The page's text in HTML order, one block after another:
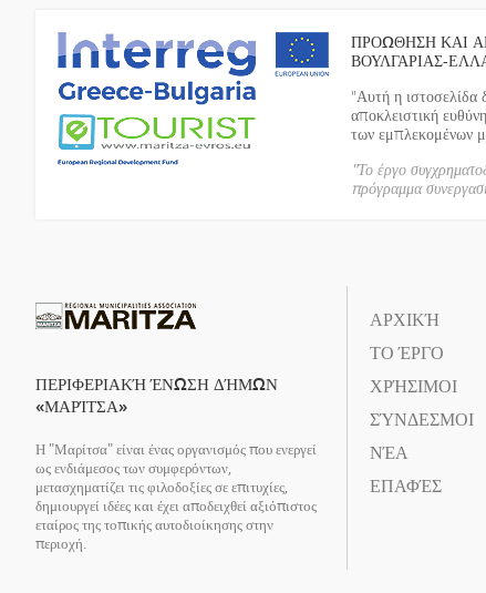
ΠΡΟΩΘΗΣΗ ΚΑΙ
ΒΟΥΛΓΑΡΙΑΣ-
"Αυτή η ιστοσελίδα
αποκλειστική
των εμπλεκομένων
"Το έργο
πρόγραμμα
ΠΕΡΙΦΕΡΙΑΚΉ ΈΝΩΣΗ ΔΉΜΩΝ
«ΜΑΡΊΤΣΑ»
Η "Μαρίτσα" είναι ένας οργανισμός που ενεργεί
ως ενδιάμεσος των συμφερόντων,
μετασχηματίζει τις φιλοδοξίες σε επιτυχίες,
δημιουργεί ιδέες και έχει αποδειχθεί αξιόπιστος
εταίρος της τοπικής αυτοδιοίκησης στην
περιοχή.
ΑΡΧΙΚΉ
ΤΟ ΈΡΓΟ
ΧΡΉΣΙΜΟΙ
ΣΎΝΔΕΣΜΟΙ
ΝΈΑ
ΕΠΑΦΈΣ